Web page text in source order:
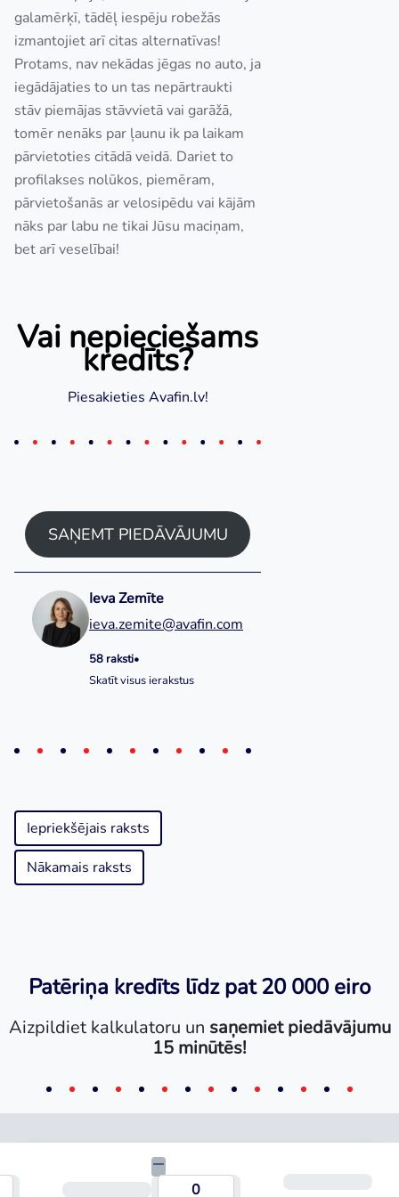
galamērķī, tādēļ iespēju robežās
izmantojiet arī citas alternatīvas!
Protams, nav nekādas jēgas no auto, ja
iegādājaties to un tas nepārtraukti
stāv piemājas stāvvietā vai garāžā,
tomēr nenāks par ļaunu ik pa laikam
pārvietoties citādā veidā. Dariet to
profilakses nolūkos, piemēram,
pārvietošanās ar velosipēdu vai kājām
nāks par labu ne tikai Jūsu maciņam,
bet arī veselībai!
Vai nepieciešams
kredīts?
Piesakieties Avafin.lv!
SAŅEMT PIEDĀVĀJUMU
Ieva Zemīte
ieva.zemite@avafin.com
58 raksti•
Skatīt visus ierakstus
Iepriekšējais raksts
Nākamais raksts
Patēriņa kredīts līdz pat 20 000 eiro
Aizpildiet kalkulatoru un saņemiet piedāvājumu
15 minūtēs!
Termiņš